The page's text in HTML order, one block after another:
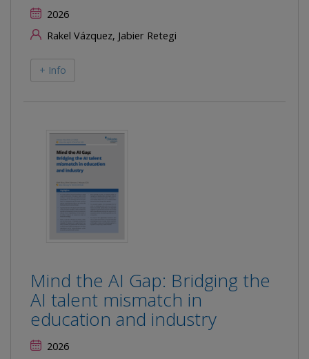
2026
Rakel Vázquez, Jabier Retegi
+ Info
Mind the AI Gap: Bridging the
AI talent mismatch in
education and industry
2026